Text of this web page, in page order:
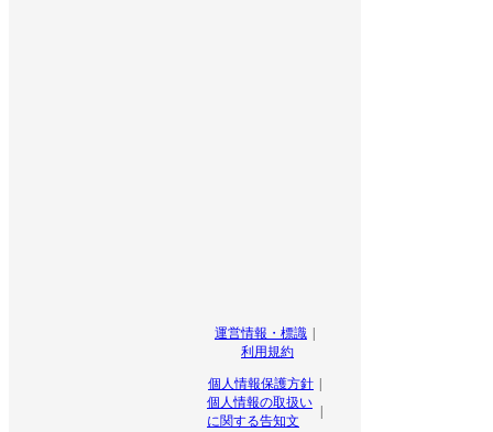
運営情報・標識
利用規約
個人情報保護方針
個人情報の取扱い
に関する告知文